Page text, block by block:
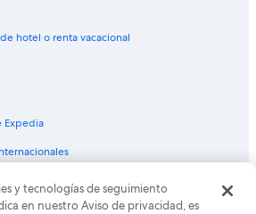
hotel o renta vacacional
Expedia
empresa de Expedia Group. Todos los
y el logo de Expedia son marcas
y tecnologías de seguimiento
en nuestro Aviso de privacidad, es